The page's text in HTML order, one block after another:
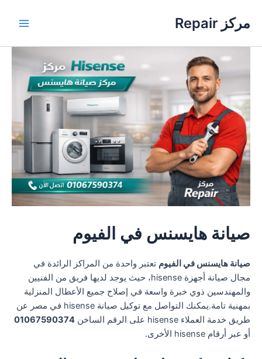
المحتوى
مركز Repair
صيانة هايسنس في الفيوم
صيانة هايسنس في الفيوم تعتبر واحدة من المراكز الرائدة في
مجال صيانة أجهزة hisense، حيث يوجد لديها فريق من الفنيين
والمهندسين ذوي خبرة واسعة في إصلاح جميع الأعطال المنزلية
بمهنية تامة.يمكنك التواصل مع توكيل صيانة hisense في مصر عن
طريق خدمة العملاء hisense على الرقم الساخن
01067590374
أو عبر أرقام hisense الأخرى.